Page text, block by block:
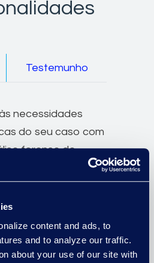
content and ads, to
and to analyze our traffic.
about your use of our site with
Testemunho
necessidades
do seu caso com
forense de
na detecção
ou uso indevido de
intelectual,
assédio interno,
civis internas e
ou falsificação